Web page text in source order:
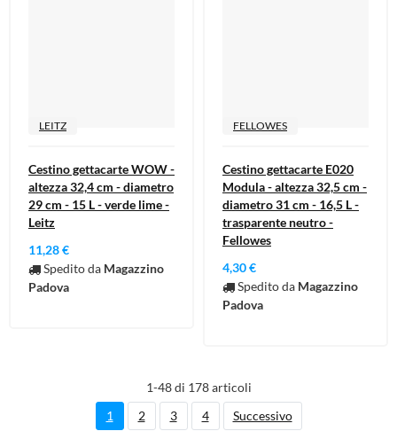
LEITZ
Cestino gettacarte WOW -
altezza 32,4 cm - diametro
29 cm - 15 L - verde lime -
Leitz
11,28 €
Spedito da Magazzino
Padova
FELLOWES
Cestino gettacarte E020
Modula - altezza 32,5 cm -
diametro 31 cm - 16,5 L -
trasparente neutro -
Fellowes
4,30 €
Spedito da Magazzino
Padova
1-48 di 178 articoli
1
2 3 4 Successivo